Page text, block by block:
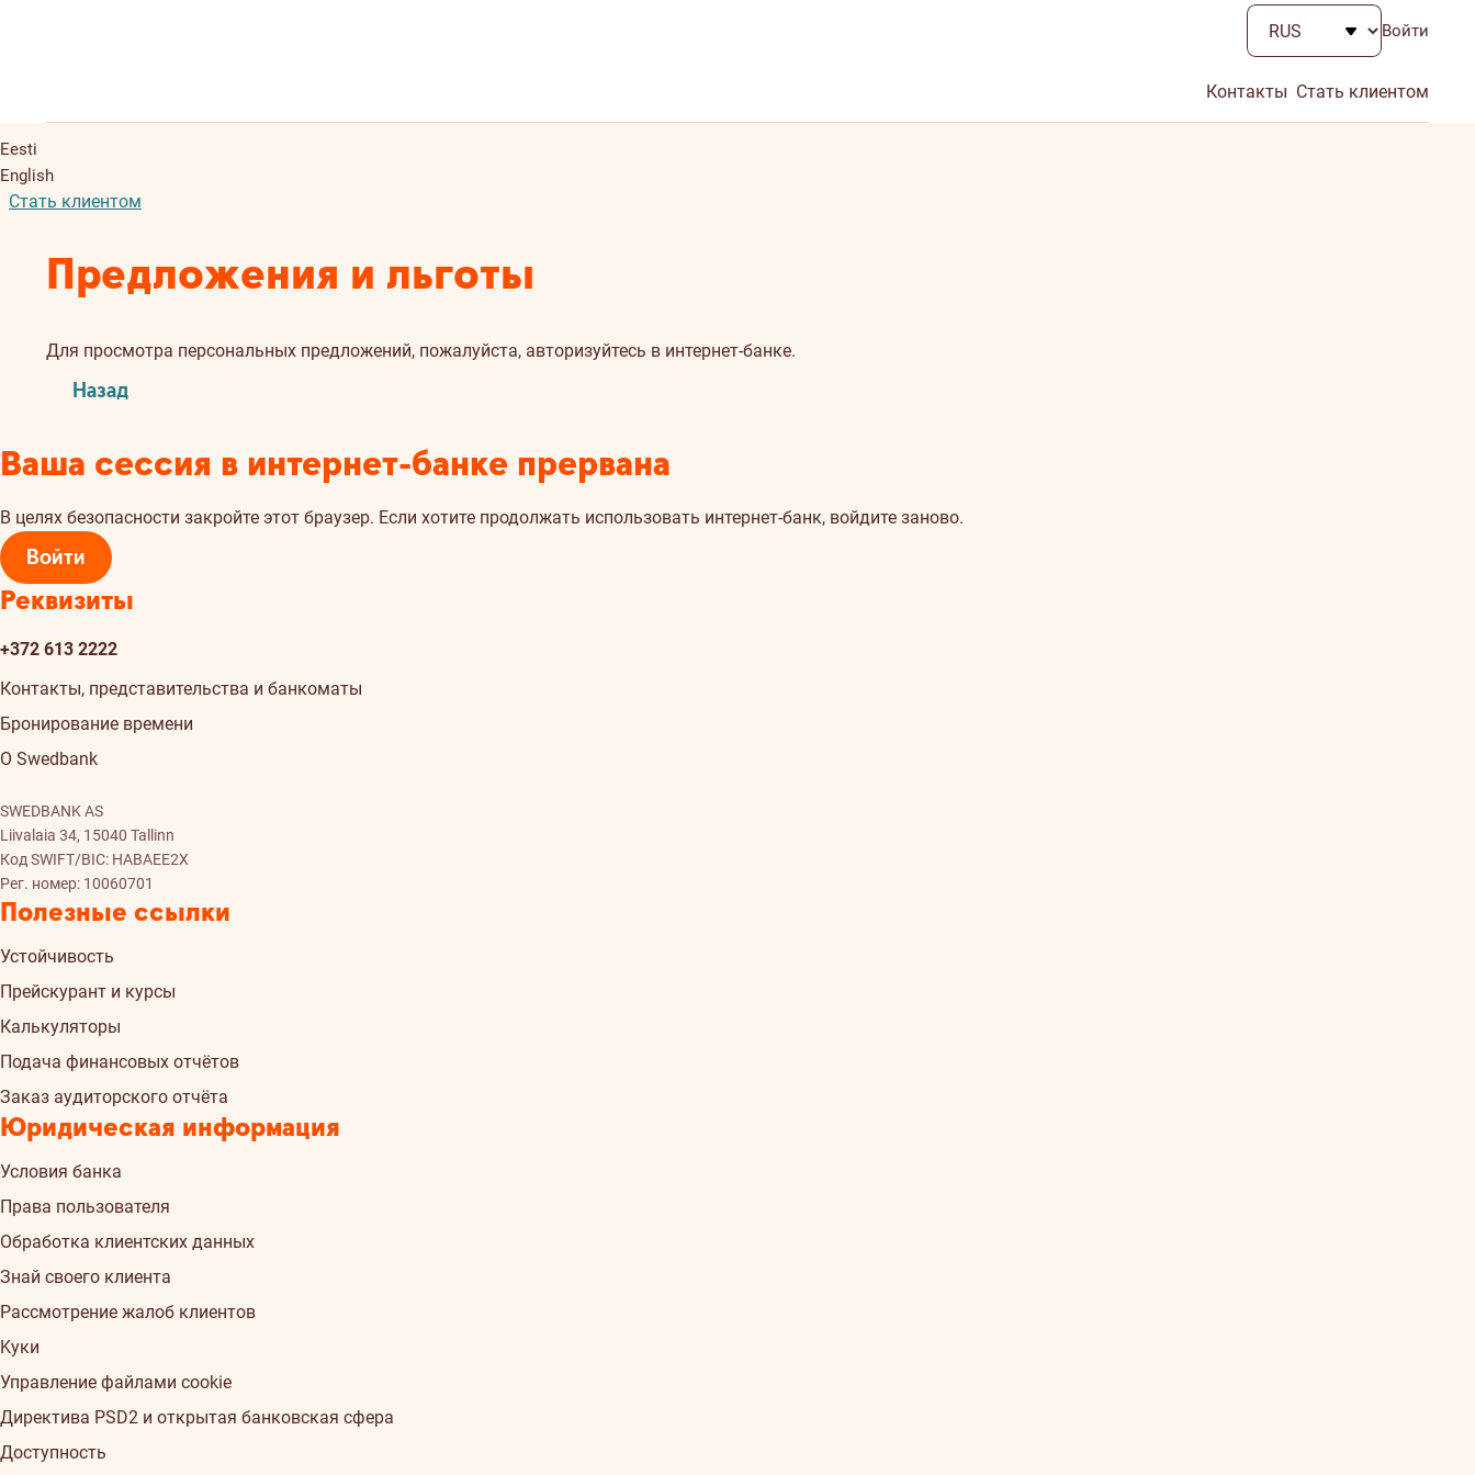
Войти
Контакты Стать клиентом
Eesti
English
Стать клиентом
Предложения и льготы
Для просмотра персональных предложений, пожалуйста, авторизуйтесь в интернет-банке.
Назад
Ваша сессия в интернет-банке прервана
В целях безопасности закройте этот браузер. Если хотите продолжать использовать интернет-банк, войдите заново.
Войти
Реквизиты
+372 613 2222
Контакты, представительства и банкоматы
Бронирование времени
О Swedbank
SWEDBANK AS
Liivalaia 34, 15040 Tallinn
Код SWIFT/BIC: HABAEE2X
Рег. номер: 10060701
Полезные ссылки
Устойчивость
Прейскурант и курсы
Калькуляторы
Подача финансовых отчётов
Заказ аудиторского отчёта
Юридическая информация
Условия банка
Права пользователя
Обработка клиентских данных
Знай своего клиента
Рассмотрение жалоб клиентов
Kуки
Управление файлами cookie
Директива PSD2 и открытая банковская сфера
Доступность